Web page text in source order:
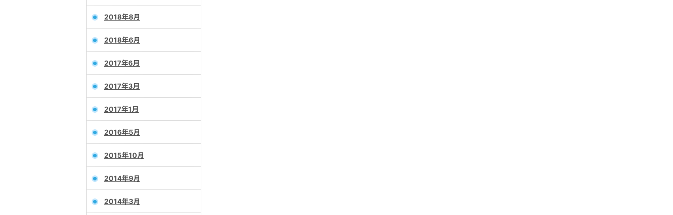
2018年8月
2018年6月
2017年6月
2017年3月
2017年1月
2016年5月
2015年10月
2014年9月
2014年3月